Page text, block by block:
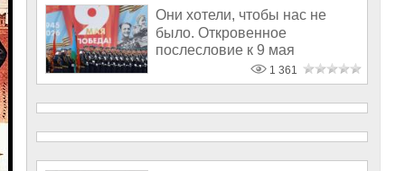
Они хотели, чтобы нас не
было. Откровенное
послесловие к 9 мая
1 361